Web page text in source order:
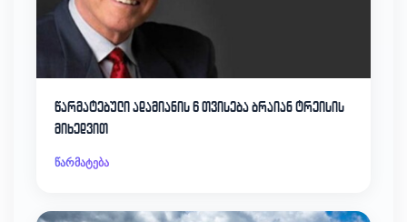
წარმატებული ადამიანის 6 თვისება ბრაიან ტრეისის
მიხედვით
წარმატება